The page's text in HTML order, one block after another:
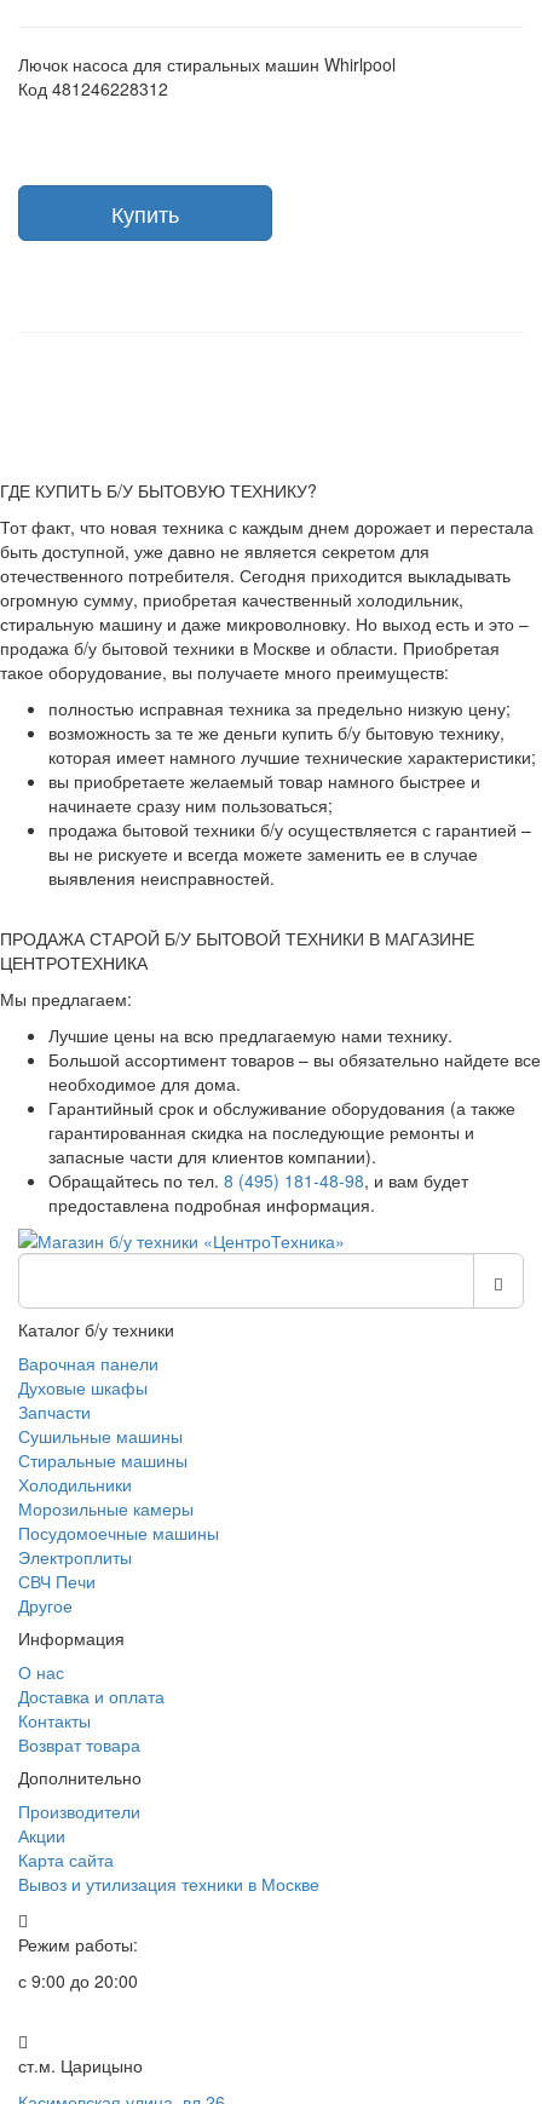
Лючок насоса для стиральных машин Whirlpool
Код 481246228312
ГДЕ КУПИТЬ Б/У БЫТОВУЮ ТЕХНИКУ?
Тот факт, что новая техника с каждым днем дорожает и перестала
быть доступной, уже давно не является секретом для
отечественного потребителя. Сегодня приходится выкладывать
огромную сумму, приобретая качественный холодильник,
стиральную машину и даже микроволновку. Но выход есть и это –
продажа б/у бытовой техники в Москве и области. Приобретая
такое оборудование, вы получаете много преимуществ:
полностью исправная техника за предельно низкую цену;
возможность за те же деньги купить б/у бытовую технику,
которая имеет намного лучшие технические характеристики;
вы приобретаете желаемый товар намного быстрее и
начинаете сразу ним пользоваться;
продажа бытовой техники б/у осуществляется с гарантией –
вы не рискуете и всегда можете заменить ее в случае
выявления неисправностей.
ПРОДАЖА СТАРОЙ Б/У БЫТОВОЙ ТЕХНИКИ В МАГАЗИНЕ
ЦЕНТРОТЕХНИКА
Мы предлагаем:
Лучшие цены на всю предлагаемую нами технику.
Большой ассортимент товаров – вы обязательно найдете все
необходимое для дома.
Гарантийный срок и обслуживание оборудования (а также
гарантированная скидка на последующие ремонты и
запасные части для клиентов компании).
Обращайтесь по тел. 8 (495) 181-48-98, и вам будет
предоставлена подробная информация.
Каталог б/у техники
Варочная панели
Духовые шкафы
Запчасти
Сушильные машины
Стиральные машины
Холодильники
Морозильные камеры
Посудомоечные машины
Электроплиты
СВЧ Печи
Другое
Информация
О нас
Доставка и оплата
Контакты
Возврат товара
Дополнительно
Производители
Акции
Карта сайта
Вывоз и утилизация техники в Москве
Режим работы:
с 9:00 до 20:00
ст.м. Царицыно